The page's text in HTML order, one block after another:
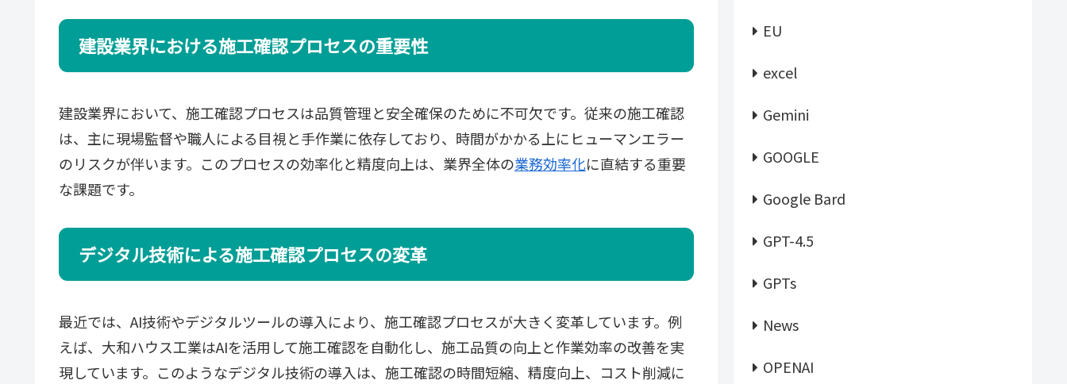
建設業界における施工確認プロセスの重要性
建設業界において、施工確認プロセスは品質管理と安全確保のために不可欠です。従来の施工確認
は、主に現場監督や職人による目視と手作業に依存しており、時間がかかる上にヒューマンエラー
のリスクが伴います。このプロセスの効率化と精度向上は、業界全体の業務効率化に直結する重要
な課題です。
デジタル技術による施工確認プロセスの変革
最近では、AI技術やデジタルツールの導入により、施工確認プロセスが大きく変革しています。例
えば、大和ハウス工業はAIを活用して施工確認を自動化し、施工品質の向上と作業効率の改善を実
現しています。このようなデジタル技術の導入は、施工確認の時間短縮、精度向上、コスト削減に
EU
excel
Gemini
GOOGLE
Google Bard
GPT-4.5
GPTs
News
OPENAI